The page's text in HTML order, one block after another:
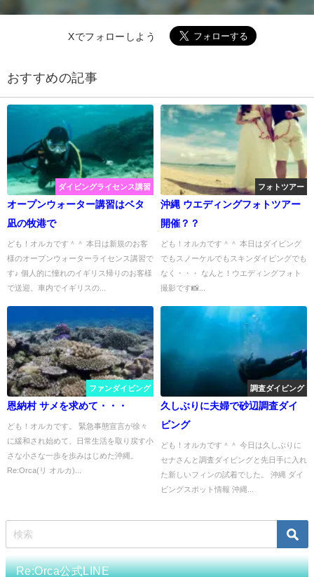
Xでフォローしよう
おすすめの記事
ダイビングライセンス講習
オープンウォーター講習はベタ
凪の牧港で
ども！オルカです＾＾ 本日は新規のお客
様のオープンウォーターライセンス講習で
す♪ 個人的に憧れのイギリス帰りのお客様
で送迎、車内でイギリスの...
フォトツアー
沖縄 ウエディングフォトツアー
開催？？
ども！オルカです＾＾ 本日はダイビング
でもスノーケルでもスキンダイビングでも
なく・・・ なんと！ウエディングフォト
撮影です📸...
ファンダイビング
恩納村 サメを求めて・・・
ども！オルカです。 緊急事態宣言が徐々
に緩和され始めて、日常生活を取り戻す小
さな小さな一歩を歩みはじめた沖縄。
Re:Orca(リ オルカ)...
調査ダイビング
久しぶりに夫婦で砂辺調査ダイ
ビング
ども！オルカです＾＾ 今日は久しぶりに
セナさんと調査ダイビングと先日手に入れ
た新しいフィンの試着でした。 沖縄 ダイ
ビングスポット情報 沖縄...
Re:Orca公式LINE